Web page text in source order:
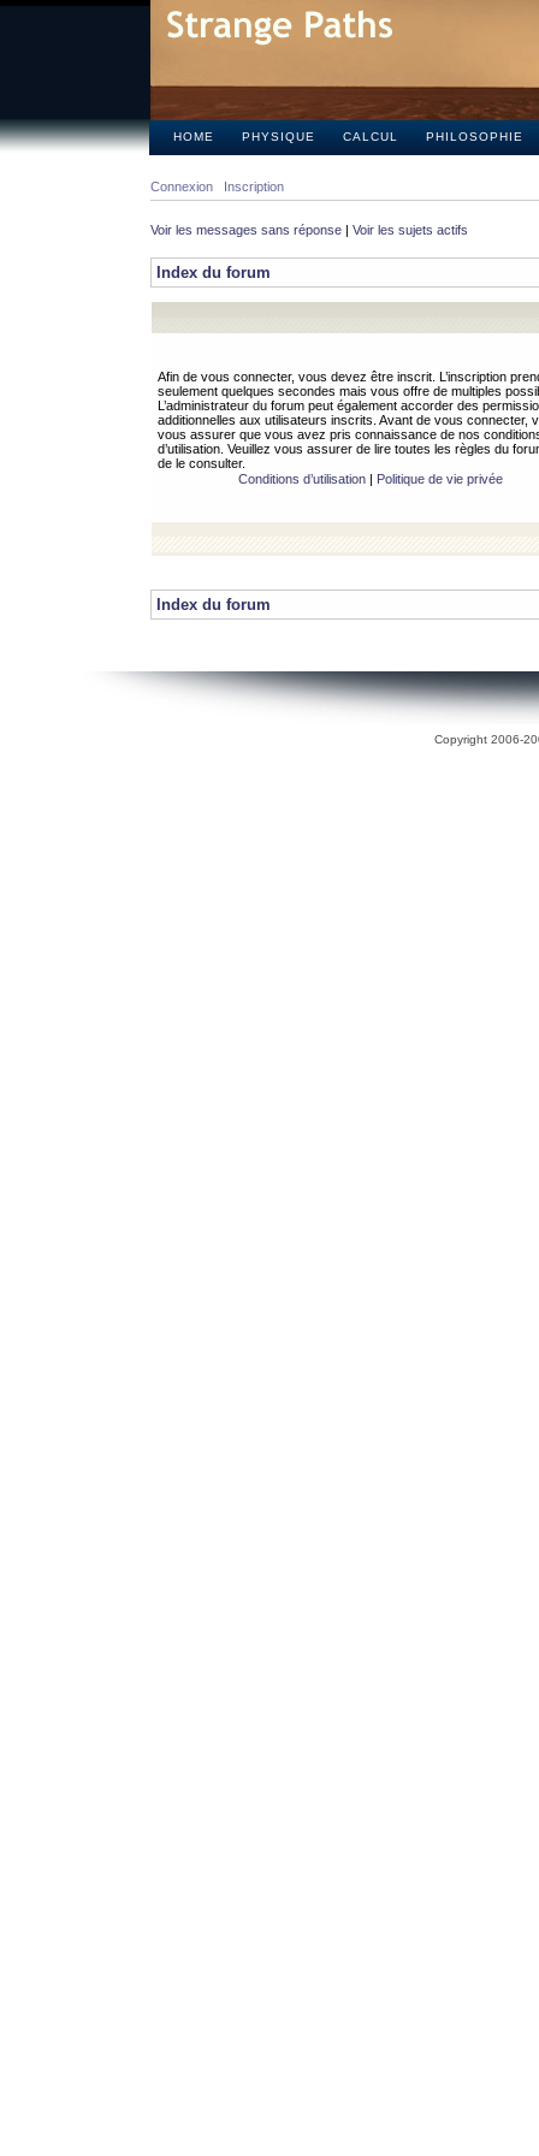
HOME PHYSIQUE CALCUL PHILOSOPHIE
Connexion Inscription
Voir les messages sans réponse | Voir les sujets actifs
Index du forum
Afin de vous connecter, vous devez être inscrit. L’inscription
seulement quelques secondes mais vous offre de multiples
L’administrateur du forum peut également accorder des
additionnelles aux utilisateurs inscrits. Avant de vous connecter,
vous assurer que vous avez pris connaissance de nos
d’utilisation. Veuillez vous assurer de lire toutes les règles du
de le consulter.
Conditions d’utilisation| Politique de vie privée
Index du forum
Copyright 2006-